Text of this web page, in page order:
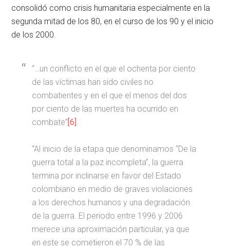
consolidó como crisis humanitaria especialmente en la
segunda mitad de los 80, en el curso de los 90 y el inicio
de los 2000.
“…un conflicto en el que el ochenta por ciento
de las víctimas han sido civiles no
combatientes y en el que el menos del dos
por ciento de las muertes ha ocurrido en
combate”[6]
“Al inicio de la etapa que denominamos “De la
guerra total a la paz incompleta”, la guerra
termina por inclinarse en favor del Estado
colombiano en medio de graves violaciones
a los derechos humanos y una degradación
de la guerra. El periodo entre 1996 y 2006
merece una aproximación particular, ya que
en este se cometieron el 70 % de las